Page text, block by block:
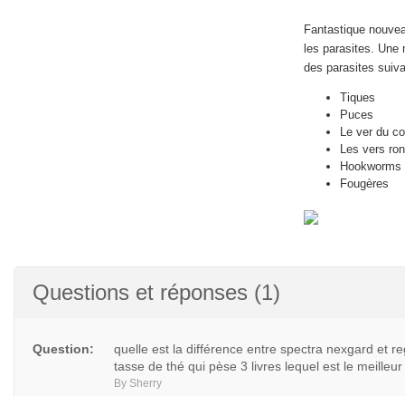
Fantastique
les parasites. Une
des parasites
Tiques
Puces
Le ver du
Les vers
Hookworms
Fougères
Questions et réponses (1)
Question:
quelle est la différence entre spectra nexgard et
tasse de thé qui pèse 3 livres lequel est le
By Sherry